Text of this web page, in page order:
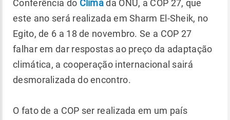
Conferência do Climada ONU, a COP 27, que
este ano será realizada em Sharm El-Sheik, no
Egito, de 6 a 18 de novembro. Se a COP 27
falhar em dar respostas ao preço da adaptação
climática, a cooperação internacional sairá
desmoralizada do encontro.
O fato de a COP ser realizada em um país